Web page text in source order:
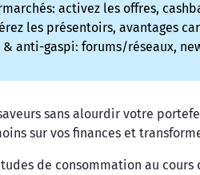
activez les offres,
les présentoirs, avantages
anti-gaspi: forums/réseaux,
sans alourdir votre
sur vos finances et
de consommation au